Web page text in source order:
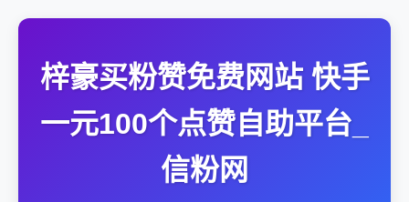
梓豪买粉赞免费网站 快手
一元100个点赞自助平台_
信粉网